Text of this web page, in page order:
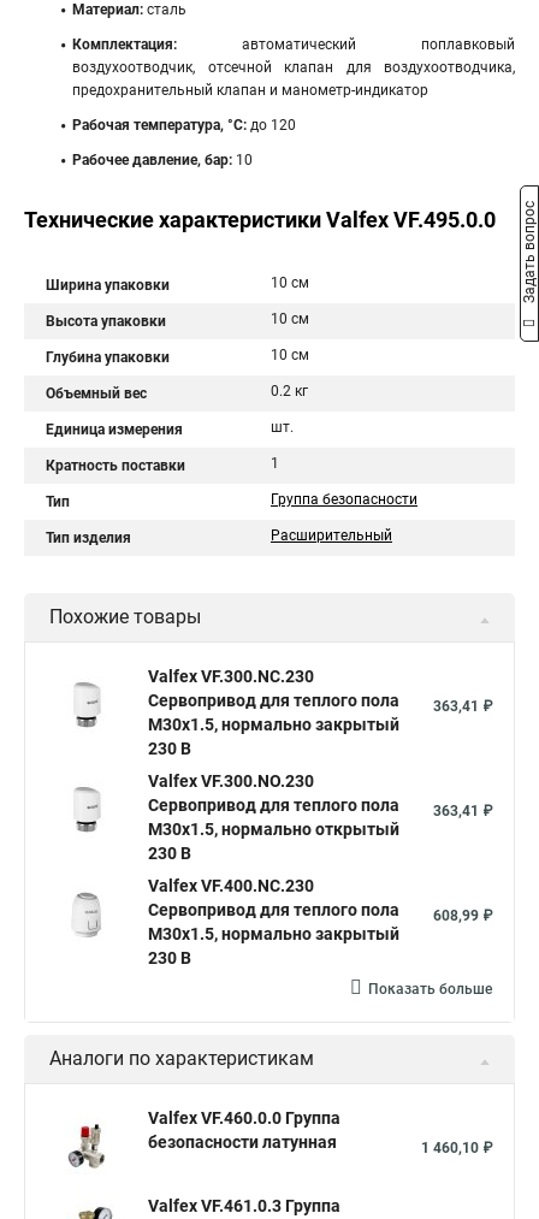
Материал: сталь
Комплектация: автоматический поплавковый
воздухоотводчик, отсечной клапан для воздухоотводчика,
предохранительный клапан и манометр-индикатор
Рабочая температура, °C: до 120
Рабочее давление, бар: 10
Технические характеристики Valfex VF.495.0.0
Ширина упаковки 10 см
Высота упаковки 10 см
Глубина упаковки 10 см
Объемный вес 0.2 кг
Единица измерения шт.
Кратность поставки 1
Тип Группа безопасности
Тип изделия Расширительный
Похожие товары
Valfex VF.300.NC.230
Сервопривод для теплого пола
M30x1.5, нормально закрытый
230 В
363,41 ₽
Valfex VF.300.NO.230
Сервопривод для теплого пола
M30x1.5, нормально открытый
230 В
363,41 ₽
Valfex VF.400.NC.230
Сервопривод для теплого пола
M30x1.5, нормально закрытый
230 В
608,99 ₽
Показать больше
Аналоги по характеристикам
Valfex VF.460.0.0 Группа
безопасности латунная
1 460,10 ₽
Valfex VF.461.0.3 Группа
Задать вопрос